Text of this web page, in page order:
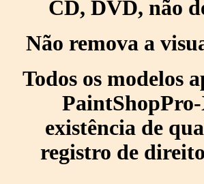
CD, DVD, não
Não remova a
Todos os modelos
PaintShopPro-
existência de
registro de